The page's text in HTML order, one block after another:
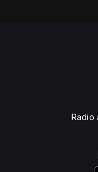
Radio